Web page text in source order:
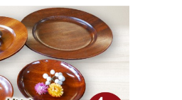
先行予約 季節限定
木町 |_mk006-141